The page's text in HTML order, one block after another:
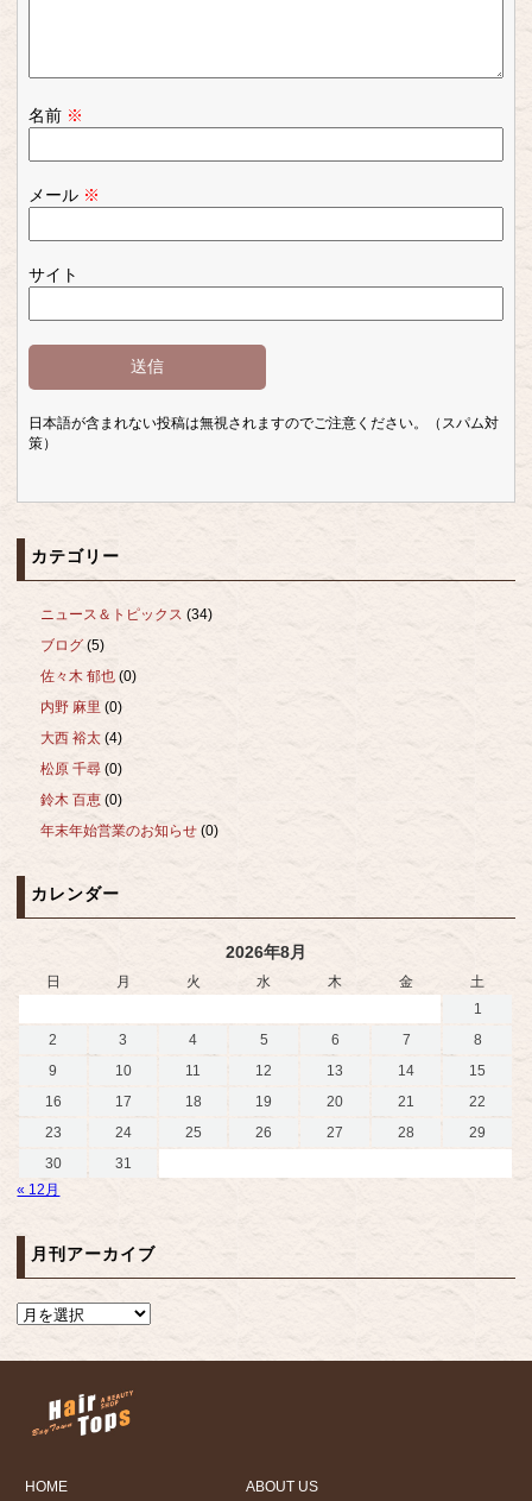
名前 ※
メール ※
サイト
日本語が含まれない投稿は無視されますのでご注意ください。（スパム対
策）
カテゴリー
ニュース＆トピックス (34)
ブログ (5)
佐々木 郁也 (0)
内野 麻里 (0)
大西 裕太 (4)
松原 千尋 (0)
鈴木 百恵 (0)
年末年始営業のお知らせ (0)
カレンダー
2026年8月
日 月 火 水 木 金
土
1
2
3 4 5 6 7
8
9
10 11 12 13 14
15
16
17 18 19 20 21
22
23
24 25 26 27 28
29
30
31
« 12月
月刊アーカイブ
HOME ABOUT US